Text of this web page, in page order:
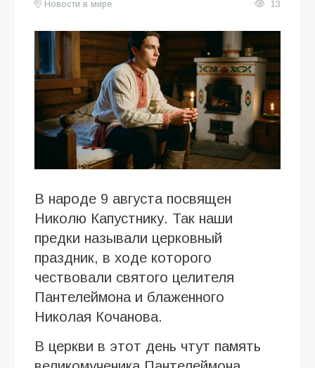
Новости в мире 13
В народе 9 августа посвящен
Николю Капустнику. Так наши
предки называли церковный
праздник, в ходе которого
чествовали святого целителя
Пантелеймона и блаженного
Николая Кочанова.
В церкви в этот день чтут память